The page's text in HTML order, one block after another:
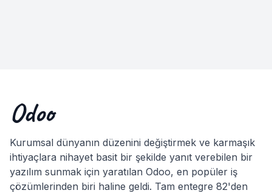
Odoo
Kurumsal dünyanın düzenini değiştirmek ve karmaşık
ihtiyaçlara nihayet basit bir şekilde yanıt verebilen bir
yazılım sunmak için yaratılan Odoo, en popüler iş
çözümlerinden biri haline geldi. Tam entegre 82'den